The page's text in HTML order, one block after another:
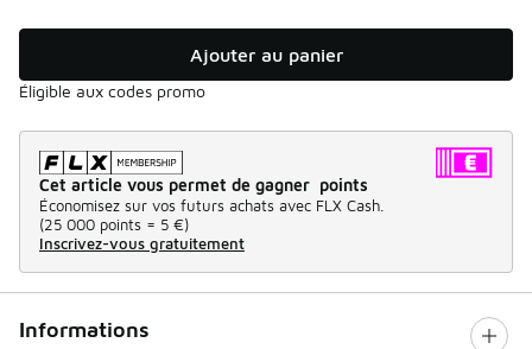
Ajouter au panier
Éligible aux codes promo
Cet article vous permet de gagner points
Économisez sur vos futurs achats avec FLX Cash.
(25 000 points = 5 €)
Inscrivez-vous gratuitement
Informations